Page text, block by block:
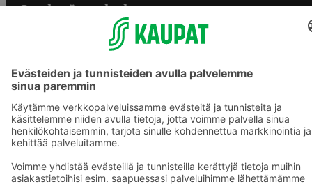
S-ryhmän palvelut
Yhteishyvä Ruoka -sovellus
S-ostoslista -sovellus
Prisma.fi
Sokos.fi
S-Pankki
Sokos Hotels